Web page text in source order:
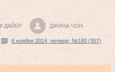
ДАЙЕР ДЖИНА ЧОН
6 ноября 2014, четверг, №180 (357)